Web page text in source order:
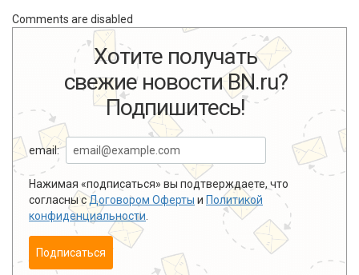
Comments are disabled
Хотите получать
свежие новости BN.ru?
Подпишитесь!
email:
Нажимая «подписаться» вы подтверждаете, что
согласны сДоговором Оферты и Политикой
конфиденциальности
Подписаться